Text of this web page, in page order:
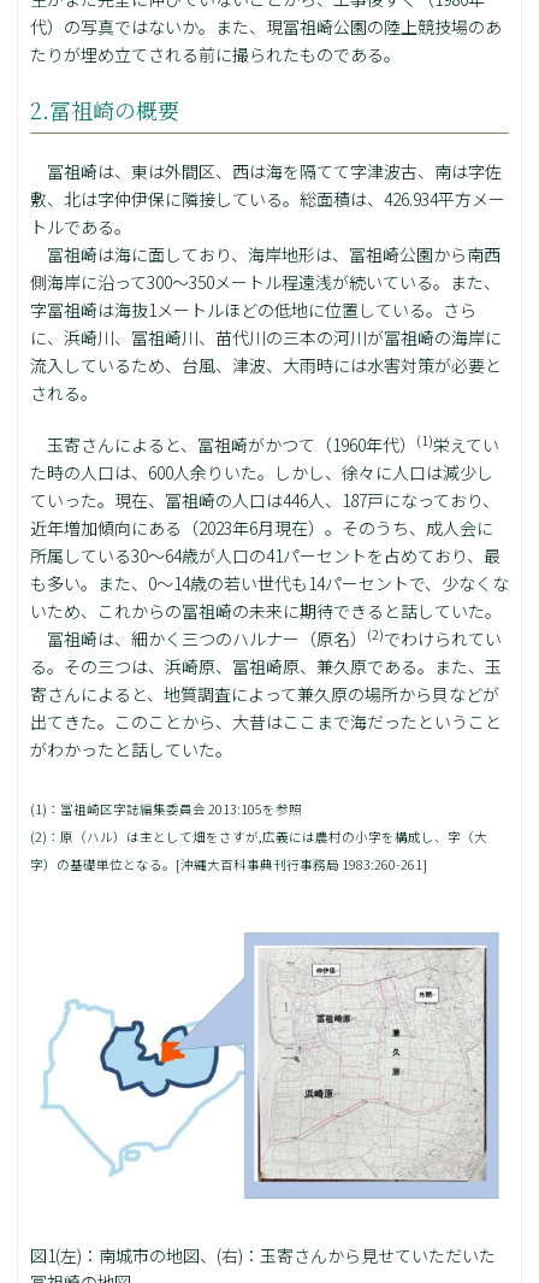
代）の写真ではないか。また、現冨祖崎公園の陸上競技場のあ
たりが埋め立てされる前に撮られたものである。
2.冨祖崎の概要
冨祖崎は、東は外間区、西は海を隔てて字津波古、南は字佐
敷、北は字仲伊保に隣接している。総面積は、426.934平方メー
トルである。
冨祖崎は海に面しており、海岸地形は、冨祖崎公園から南西
側海岸に沿って300～350メートル程遠浅が続いている。また、
字冨祖崎は海抜1メートルほどの低地に位置している。さら
に、浜崎川、冨祖崎川、苗代川の三本の河川が冨祖崎の海岸に
流入しているため、台風、津波、大雨時には水害対策が必要と
される。
玉寄さんによると、冨祖崎がかつて（1960年代） (1)栄えてい
た時の人口は、600人余りいた。しかし、徐々に人口は減少し
ていった。現在、冨祖崎の人口は446人、187戸になっており、
近年増加傾向にある（2023年6月現在）。そのうち、成人会に
所属している30～64歳が人口の41パーセントを占めており、最
も多い。また、0～14歳の若い世代も14パーセントで、少なくな
いため、これからの冨祖崎の未来に期待できると話していた。
冨祖崎は、細かく三つのハルナー（原名）
(2)でわけられてい
る。その三つは、浜崎原、冨祖崎原、兼久原である。また、玉
寄さんによると、地質調査によって兼久原の場所から貝などが
出てきた。このことから、大昔はここまで海だったということ
がわかったと話していた。
(1)：冨祖崎区字誌編集委員会 2013:105を参照
(2)：原（ハル）は主として畑をさすが,広義には農村の小字を構成し、字（大
字）の基礎単位となる。[沖縄大百科事典刊行事務局 1983:260-261]
図1(左)：南城市の地図、(右)：玉寄さんから見せていただいた